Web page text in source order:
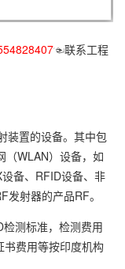
☜联系工程
装置的设备。其中包
（WLAN）设备，如
备、RFID设备、非
射器的产品RF。
测标准，检测费用
书费用等按印度机构